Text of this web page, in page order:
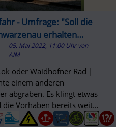
- Umfrage: "Soll die
erhalten
05. Mai 2022, 11:00 Uhr von
AIM
oder Waidhofner Rad |
einem anderen
abgraben. Es klingt etwas
Vorhaben bereits weit